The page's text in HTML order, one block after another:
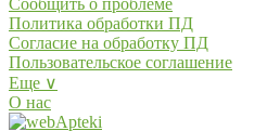
Сообщить о проблеме
Политика обработки ПД
Согласие на обработку ПД
Пользовательское соглашение
Еще ∨
О нас